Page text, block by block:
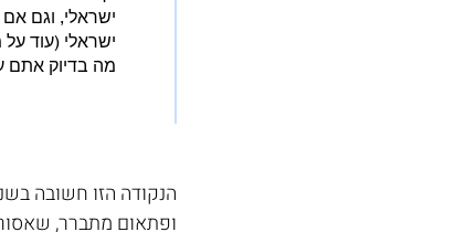
ישראלי, וגם
ישראלי (עוד
מה בדיוק אתם
הנקודה הזו חשובה
ופתאום מתברר,